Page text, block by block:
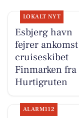
LOKALT NYT
Esbjerg havn
fejrer
cruiseskibet
Finmarken fra
Hurtigruten
ALARM112